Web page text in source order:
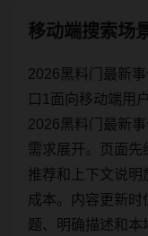
移动端搜索场
2026黑料门最新
口1面向移动端用
2026黑料门最新
需求展开。页面先
推荐和上下文说明
成本。内容更新
题、明确描述和本